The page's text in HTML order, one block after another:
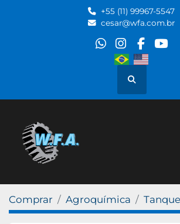
+55 (11) 99967-5547
cesar@wfa.com.br
whatsapp
instagram
Pesquisar
Comprar Agroquímica